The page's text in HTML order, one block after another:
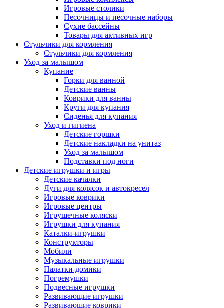
Игровые столики
Песочницы и песочные наборы
Сухие бассейны
Товары для активных игр
Стульчики для кормления
Стульчики для кормления
Уход за малышом
Купание
Горки для ванной
Детские ванны
Коврики для ванны
Круги для купания
Сиденья для купания
Уход и гигиена
Детские горшки
Детские накладки на унитаз
Уход за малышом
Подставки под ноги
Детские игрушки и игры
Детские качалки
Дуги для колясок и автокресел
Игровые коврики
Игровые центры
Игрушечные коляски
Игрушки для купания
Каталки-игрушки
Конструкторы
Мобили
Музыкальные игрушки
Палатки-домики
Погремушки
Подвесные игрушки
Развивающие игрушки
Развивающие коврики